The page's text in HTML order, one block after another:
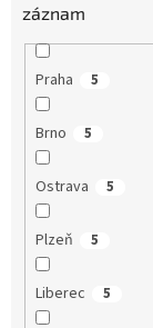
záznam
Praha 5
Brno 5
Ostrava 5
Plzeň 5
Liberec 5